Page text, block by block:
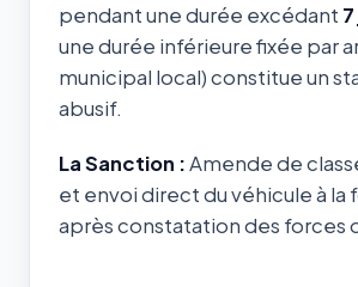
pendant une durée excédant
une durée inférieure fixée par
municipal local) constitue un
abusif.
La Sanction :Amende de
et envoi direct du véhicule à la
après constatation des forces